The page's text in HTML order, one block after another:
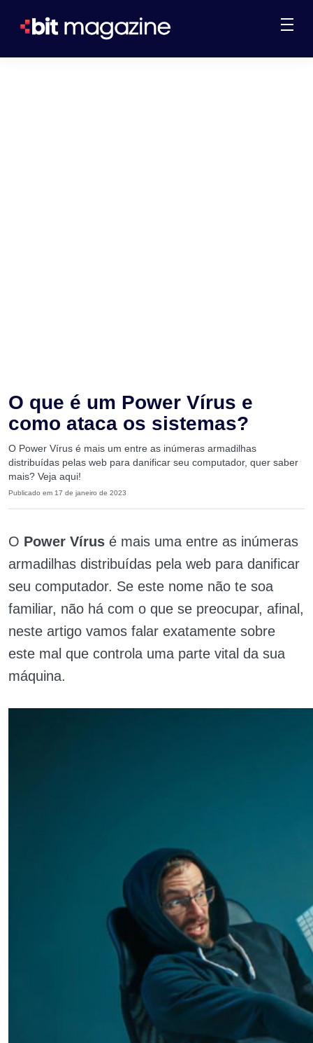
O que é um Power Vírus e
como ataca os sistemas?
O Power Vírus é mais um entre as inúmeras armadilhas
distribuídas pelas web para danificar seu computador, quer saber
mais? Veja aqui!
Publicado em 17 de janeiro de 2023
O Power Vírus é mais uma entre as inúmeras
armadilhas distribuídas pela web para danificar
seu computador. Se este nome não te soa
familiar, não há com o que se preocupar, afinal,
neste artigo vamos falar exatamente sobre
este mal que controla uma parte vital da sua
máquina.